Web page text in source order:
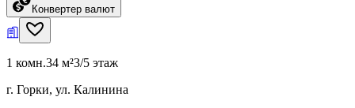
Конвертер валют
1 комн.34 м²3/5 этаж
г. Горки, ул. Калинина